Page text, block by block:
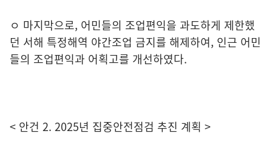
ㅇ 마지막으로, 어민들의 조업편익을 과도하게 제한했
던 서해 특정해역 야간조업 금지를 해제하여, 인근 어민
들의 조업편익과 어획고를 개선하였다.
< 안건 2. 2025년 집중안전점검 추진 계획 >